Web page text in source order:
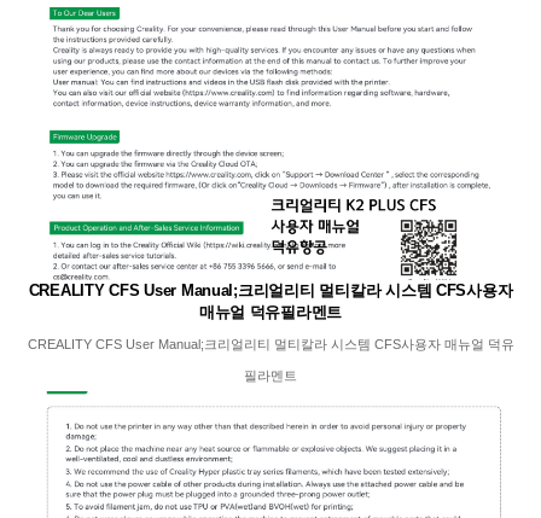
CREALITY CFS User Manual;크리얼리티 멀티칼라 시스템 CFS사용자
매뉴얼 덕유필라멘트
CREALITY CFS User Manual;크리얼리티 멀티칼라 시스템 CFS사용자 매뉴얼 덕유
필라멘트